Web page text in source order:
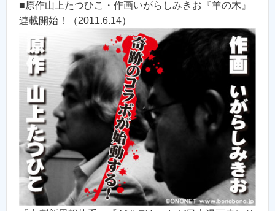
■原作山上たつひこ・作画いがらしみきお『羊の木』
連載開始！（2011.6.14）